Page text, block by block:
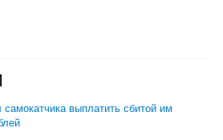
выплатить сбитой им